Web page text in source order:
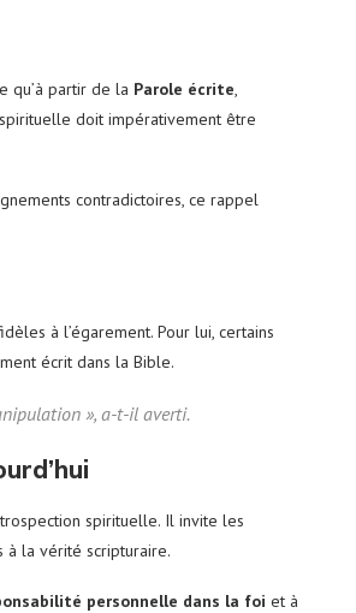
qu’à partir de la Parole écrite,
doit impérativement être
contradictoires, ce rappel
à l’égarement. Pour lui, certains
écrit dans la Bible.
», a-t-il averti.
spirituelle. Il invite les
à la vérité scripturaire.
personnelle dans la foi et à